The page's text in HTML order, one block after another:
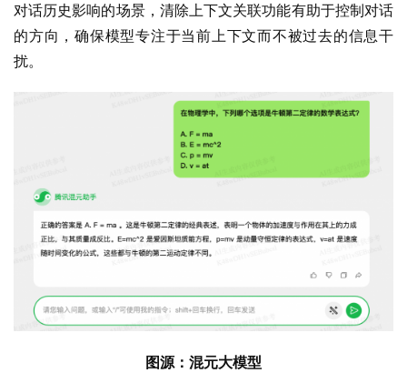
对话历史影响的场景，清除上下文关联功能有助于控制对话
的方向，确保模型专注于当前上下文而不被过去的信息干
扰。
图源：混元大模型